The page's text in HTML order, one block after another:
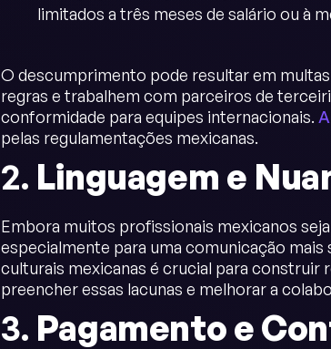
limitados a três meses de salário ou à
O descumprimento pode resultar em
regras e trabalhem com parceiros de
conformidade para equipes internacionais.
pelas regulamentações mexicanas.
2. Linguagem e
Embora muitos profissionais mexicanos
especialmente para uma comunicação
culturais mexicanas é crucial para
preencher essas lacunas e melhorar a
3. Pagamento e